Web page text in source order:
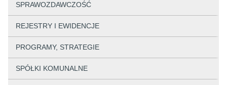
SPRAWOZDAWCZOŚĆ
REJESTRY I EWIDENCJE
PROGRAMY, STRATEGIE
SPÓŁKI KOMUNALNE